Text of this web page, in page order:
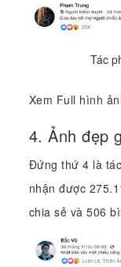
Tác
Xem Full hình
4. Ảnh đẹp
Đứng thứ 4 là
nhận được
chia sẻ và 506